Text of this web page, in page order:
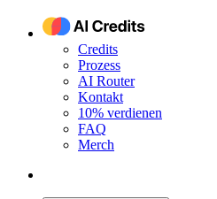
Credits
Prozess
AI Router
Kontakt
10% verdienen
FAQ
Merch